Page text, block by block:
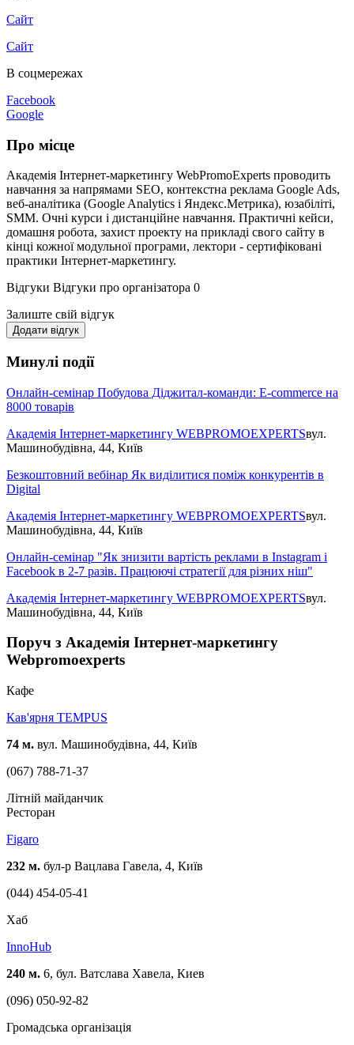
Сайт
Сайт
В соцмережах
Facebook
Google
Про місце
Академія Інтернет-маркетингу WebPromoExperts проводить
навчання за напрямами SEO, контекстна реклама Google Ads,
веб-аналітика (Google Analytics і Яндекс.Метрика), юзабіліті,
SMM. Очні курси і дистанційне навчання. Практичні кейси,
домашня робота, захист проекту на прикладі свого сайту в
кінці кожної модульної програми, лектори - сертифіковані
практики Інтернет-маркетингу.
Відгуки Відгуки про організатора 0
Залиште свій відгук
Додати відгук
Минулі події
Онлайн-семінар Побудова Діджитал-команди: E-commerce на
8000 товарів
Академія Інтернет-маркетингу WEBPROMOEXPERTSвул.
Машинобудівна, 44, Київ
Безкоштовний вебінар Як виділитися поміж конкурентів в
Digital
Академія Інтернет-маркетингу WEBPROMOEXPERTSвул.
Машинобудівна, 44, Київ
Онлайн-семінар "Як знизити вартість реклами в Instagram і
Facebook в 2-7 разів. Працюючі стратегії для різних ніш"
Академія Інтернет-маркетингу WEBPROMOEXPERTSвул.
Машинобудівна, 44, Київ
Поруч з Академія Інтернет-маркетингу
Webpromoexperts
Кафе
Кав'ярня TEMPUS
74 м. вул. Машинобудівна, 44, Київ
(067) 788-71-37
Літній майданчик
Ресторан
Figaro
232 м. бул-р Вацлава Гавела, 4, Київ
(044) 454-05-41
Хаб
InnoHub
240 м. 6, бул. Ватслава Хавела, Киев
(096) 050-92-82
Громадська організація